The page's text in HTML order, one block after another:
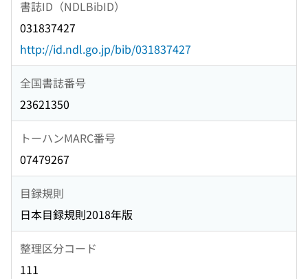
書誌ID（NDLBibID）
031837427
http://id.ndl.go.jp/bib/031837427
全国書誌番号
23621350
トーハンMARC番号
07479267
目録規則
日本目録規則2018年版
整理区分コード
111